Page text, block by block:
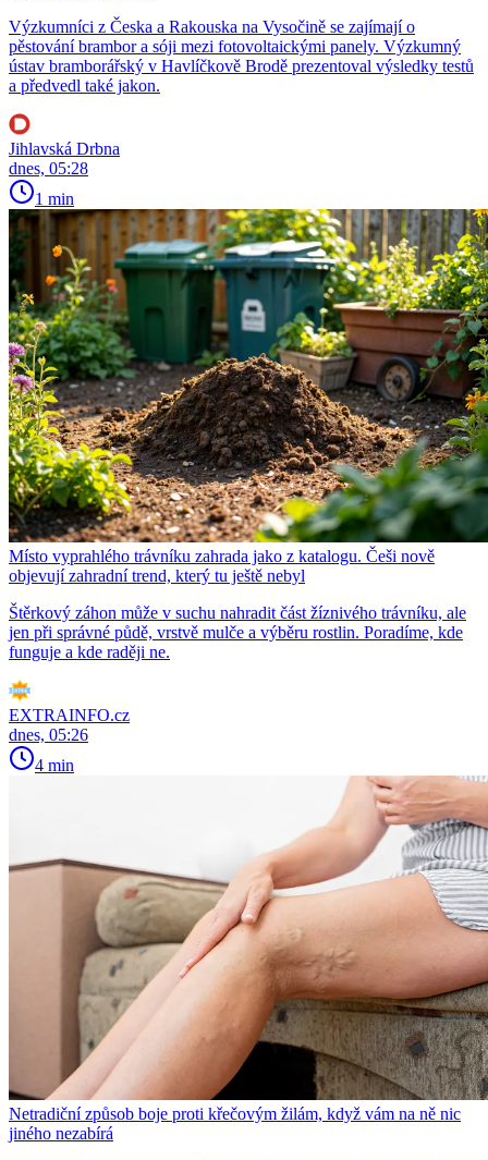
Výzkumníci z Česka a Rakouska na Vysočině se zajímají o
pěstování brambor a sóji mezi fotovoltaickými panely. Výzkumný
ústav bramborářský v Havlíčkově Brodě prezentoval výsledky testů
a předvedl také jakon.
Jihlavská Drbna
dnes, 05:28
1 min
Místo vyprahlého trávníku zahrada jako z katalogu. Češi nově
objevují zahradní trend, který tu ještě nebyl
Štěrkový záhon může v suchu nahradit část žíznivého trávníku, ale
jen při správné půdě, vrstvě mulče a výběru rostlin. Poradíme, kde
funguje a kde raději ne.
EXTRAINFO.cz
dnes, 05:26
4 min
Netradiční způsob boje proti křečovým žilám, když vám na ně nic
jiného nezabírá